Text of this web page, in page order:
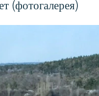
(фотогалерея)